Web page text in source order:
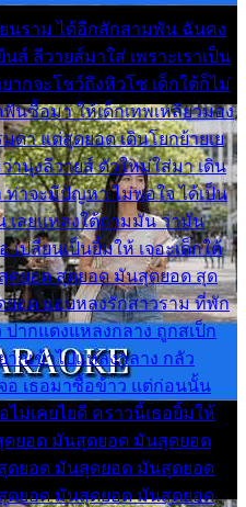
นราม ได้อีกสักสามพัน ฉันคง
ส์ ลีวายส์มาใส่ เพราะเราเป็น
ากจะโชว์ถึงหิวโซ เด็กใต้ก็ไม่
นซื้อมา ให้เด็กเทพเหลียวมอง
ดา แต่สุดยอด เดินโยกย้ายเย
านุ่งลีวายส์ ตัวใหม่ใส่มา เดิน
าจะมีปัญหา ไม่พอใจ ได้เป็น
เลยแหลงใต้ถามมัน ว่ามัน
ปลี่ยนเป็นยิ้มให้ เจอะเด็กใต้
ดยอด สุดยอด มันสุดยอด สุด
อด แอบหลงรักสาวราม ที่พัก
ปากแดงแหลงกลาง ถูกสเป็ก
ากเข้าไปแหลงกลาง กลัว
อ เธอมาซื้อข้าว แต่ก่อนนั้น
ไม่เคยไยดี คราวนี้เธอยิ้มให้
ดยอด มันสุดยอด มันสุดยอด
ยอด มันสุดยอด มันสุดยอด
ยอด มันสุดยอด มันสุดยอด